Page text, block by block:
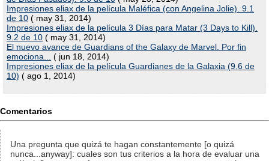
Impresiones eliax de la película Maléfica (con Angelina Jolie). 9.1
de 10 ( may 31, 2014)
Impresiones eliax de la película 3 Días para Matar (3 Days to Kill).
9.2 de 10 ( may 31, 2014)
El nuevo avance de Guardians of the Galaxy de Marvel. Por fin
emociona...
( jun 18, 2014)
Impresiones eliax de la película Guardianes de la Galaxia (9.6 de
10) ( ago 1, 2014)
Comentarios
Una pregunta que quizá te hagan constantemente [o quizá
nunca...anyway]: cuales son tus criterios a la hora de evaluar una